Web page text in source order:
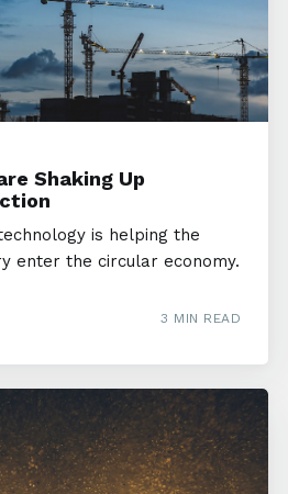
Shaking Up
is helping the
enter the circular economy.
3 MIN READ